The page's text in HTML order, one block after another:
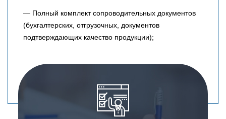
— Полный комплект сопроводительных документов
(бухгалтерских, отгрузочных, документов
подтверждающих качество продукции);